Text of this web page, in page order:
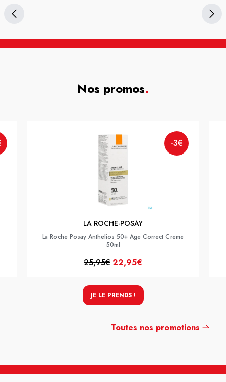
Nos promos.
-3€
LA ROCHE-POSAY
La Roche Posay Anthelios 50+ Age Correct Creme
50ml
25,95€22,95€
JE LE PRENDS !
Toutes nos promotions